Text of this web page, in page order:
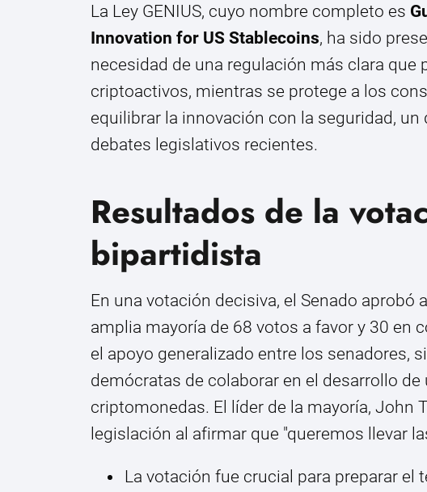
La Ley GENIUS, cuyo nombre completo es
Innovation for US Stablecoins, ha sido
necesidad de una regulación más clara que
criptoactivos, mientras se protege a los
equilibrar la innovación con la seguridad,
debates legislativos recientes.
Resultados de la
bipartidista
En una votación decisiva, el Senado aprobó
amplia mayoría de 68 votos a favor y 30 en
el apoyo generalizado entre los senadores,
demócratas de colaborar en el desarrollo
criptomonedas. El líder de la mayoría, John
legislación al afirmar que "queremos llevar
La votación fue crucial para preparar el